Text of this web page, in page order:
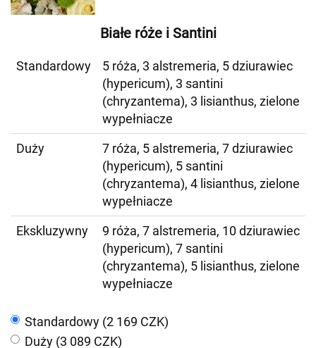
Białe róże i Santini
Standardowy
5 róża, 3 alstremeria, 5 dziurawiec
(hypericum), 3 santini
(chryzantema), 3 lisianthus, zielone
wypełniacze
Duży
7 róża, 5 alstremeria, 7 dziurawiec
(hypericum), 5 santini
(chryzantema), 4 lisianthus, zielone
wypełniacze
Ekskluzywny
9 róża, 7 alstremeria, 10 dziurawiec
(hypericum), 7 santini
(chryzantema), 5 lisianthus, zielone
wypełniacze
Standardowy (2 169 CZK)
Duży (3 089 CZK)